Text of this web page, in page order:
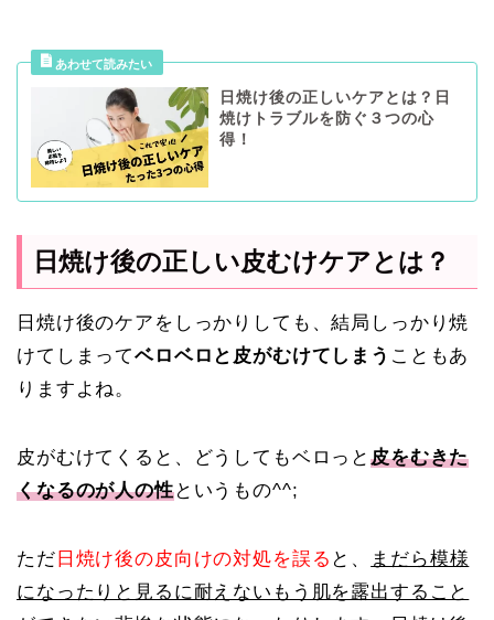
日焼け後の正しいケアとは？日
焼けトラブルを防ぐ３つの心
得！
日焼け後の正しい皮むけケアとは？
日焼け後のケアをしっかりしても、結局しっかり焼
けてしまってベロベロと皮がむけてしまう こともあ
りますよね。
皮がむけてくると、どうしてもベロっと皮をむきた
くなるのが人の性というもの^^;
ただ 日焼け後の皮向けの対処を誤る と、
まだら模様
になったりと見るに耐えないもう肌を露出すること